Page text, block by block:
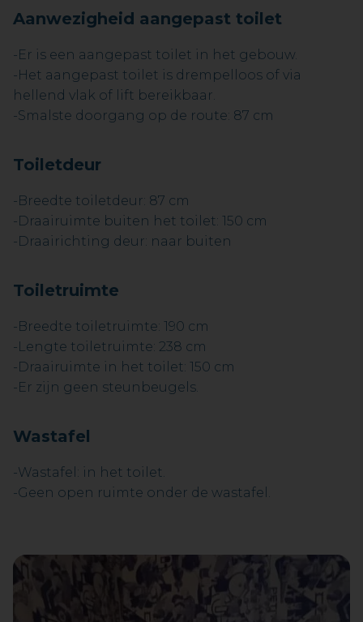
Aanwezigheid aangepast toilet
-Er is een aangepast toilet in het gebouw.
-Het aangepast toilet is drempelloos of via
hellend vlak of lift bereikbaar.
-Smalste doorgang op de route: 87 cm
Toiletdeur
-Breedte toiletdeur: 87 cm
-Draairuimte buiten het toilet: 150 cm
-Draairichting deur: naar buiten
Toiletruimte
-Breedte toiletruimte: 190 cm
-Lengte toiletruimte: 238 cm
-Draairuimte in het toilet: 150 cm
-Er zijn geen steunbeugels.
Wastafel
-Wastafel: in het toilet.
-Geen open ruimte onder de wastafel.